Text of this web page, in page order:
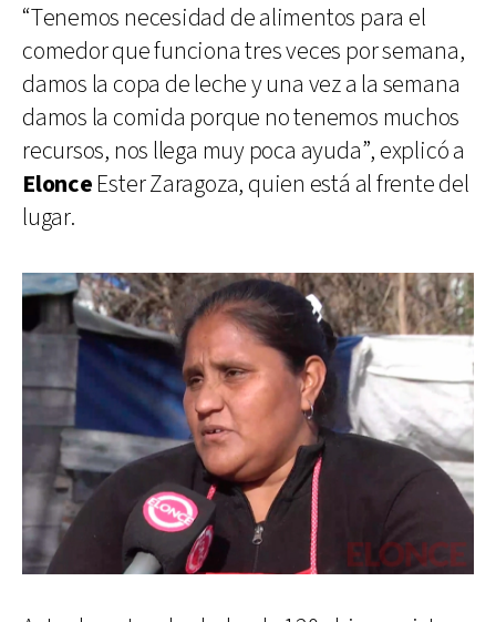
“Tenemos necesidad de alimentos para el
comedor que funciona tres veces por semana,
damos la copa de leche y una vez a la semana
damos la comida porque no tenemos muchos
recursos, nos llega muy poca ayuda”, explicó a
ElonceEster Zaragoza, quien está al frente del
lugar.